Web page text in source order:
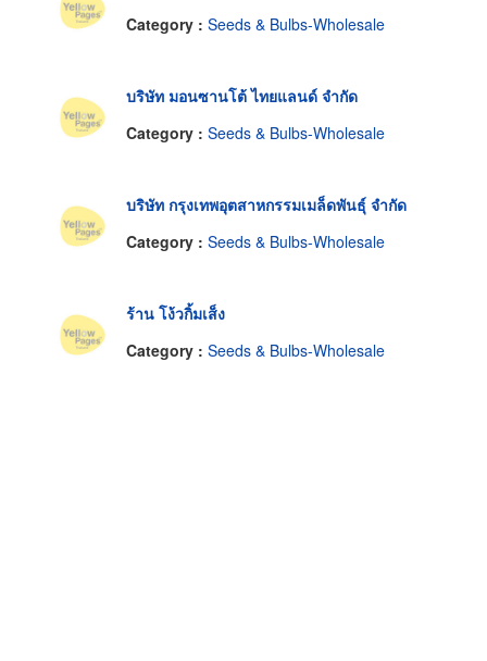
Category : Seeds & Bulbs-Wholesale
บริษัท มอนซานโต้ ไทยแลนด์ จำกัด
Category : Seeds & Bulbs-Wholesale
บริษัท กรุงเทพอุตสาหกรรมเมล็ดพันธุ์ จำกัด
Category : Seeds & Bulbs-Wholesale
ร้าน โง้วกิ้มเส็ง
Category : Seeds & Bulbs-Wholesale